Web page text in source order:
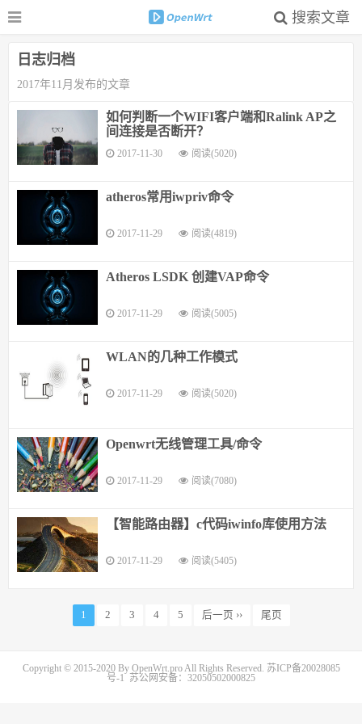
搜索文章
日志归档
2017年11月发布的文章
如何判断一个WIFI客户端和Ralink AP之
间连接是否断开？
2017-11-30 阅读(5020)
atheros常用iwpriv命令
2017-11-29 阅读(4819)
Atheros LSDK 创建VAP命令
2017-11-29 阅读(5005)
WLAN的几种工作模式
2017-11-29 阅读(5020)
Openwrt无线管理工具/命令
2017-11-29 阅读(7080)
【智能路由器】c代码iwinfo库使用方法
2017-11-29 阅读(5405)
1 2 3 4 5 后一页 ›› 尾页
Copyright © 2015-2020 By OpenWrt.pro All Rights Reserved. 苏ICP备20028085
号-1 苏公网安备：32050502000825